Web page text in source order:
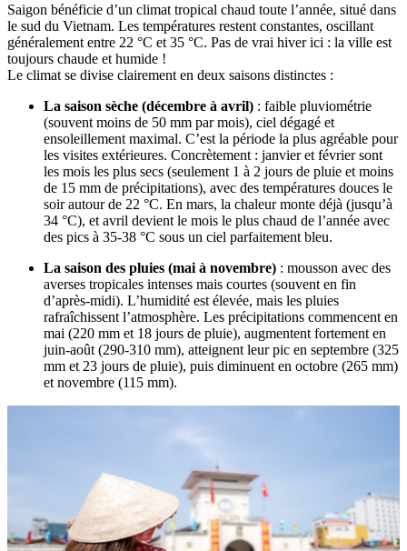
Saigon bénéficie d’un climat tropical chaud toute l’année, situé dans
le sud du Vietnam. Les températures restent constantes, oscillant
généralement entre 22 °C et 35 °C. Pas de vrai hiver ici : la ville est
toujours chaude et humide !
Le climat se divise clairement en deux saisons distinctes :
La saison sèche (décembre à avril) : faible pluviométrie
(souvent moins de 50 mm par mois), ciel dégagé et
ensoleillement maximal. C’est la période la plus agréable pour
les visites extérieures. Concrètement : janvier et février sont
les mois les plus secs (seulement 1 à 2 jours de pluie et moins
de 15 mm de précipitations), avec des températures douces le
soir autour de 22 °C. En mars, la chaleur monte déjà (jusqu’à
34 °C), et avril devient le mois le plus chaud de l’année avec
des pics à 35-38 °C sous un ciel parfaitement bleu.
La saison des pluies (mai à novembre) : mousson avec des
averses tropicales intenses mais courtes (souvent en fin
d’après-midi). L’humidité est élevée, mais les pluies
rafraîchissent l’atmosphère. Les précipitations commencent en
mai (220 mm et 18 jours de pluie), augmentent fortement en
juin-août (290-310 mm), atteignent leur pic en septembre (325
mm et 23 jours de pluie), puis diminuent en octobre (265 mm)
et novembre (115 mm).